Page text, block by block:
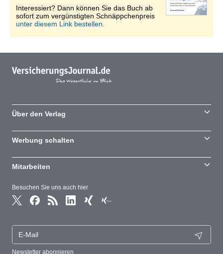
Interessiert? Dann können Sie das Buch ab
sofort zum vergünstigten Schnäppchenpreis
unter diesem Link bestellen.
Besuchen Sie uns auch hier
Newsletter abonnieren
Über den Verlag
Werbung schalten
Mitarbeiten